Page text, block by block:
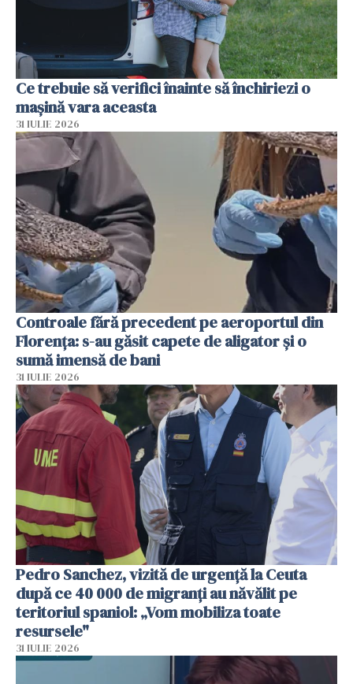
Ce trebuie să verifici înainte să închiriezi o
mașină vara aceasta
31 IULIE 2026
Controale fără precedent pe aeroportul din
Florența: s-au găsit capete de aligator și o
sumă imensă de bani
31 IULIE 2026
Pedro Sanchez, vizită de urgență la Ceuta
după ce 40 000 de migranți au năvălit pe
teritoriul spaniol: „Vom mobiliza toate
resursele"
31 IULIE 2026